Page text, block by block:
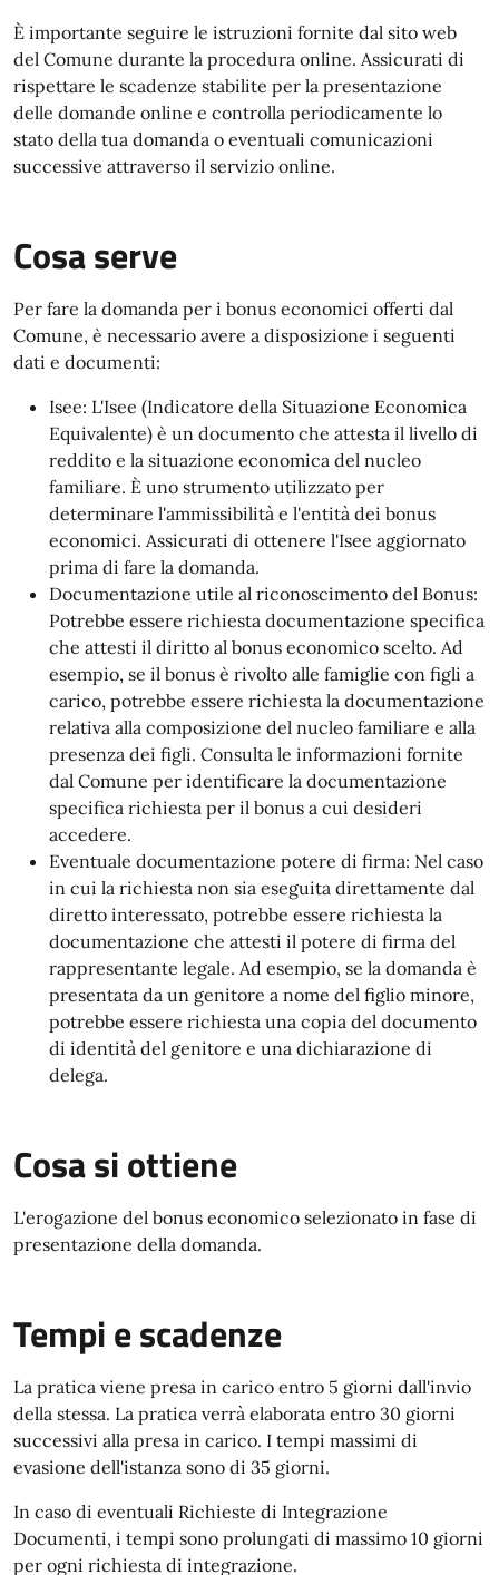
È importante seguire le istruzioni fornite dal sito web
del Comune durante la procedura online. Assicurati di
rispettare le scadenze stabilite per la presentazione
delle domande online e controlla periodicamente lo
stato della tua domanda o eventuali comunicazioni
successive attraverso il servizio online.
Cosa serve
Per fare la domanda per i bonus economici offerti dal
Comune, è necessario avere a disposizione i seguenti
dati e documenti:
Isee: L'Isee (Indicatore della Situazione Economica
Equivalente) è un documento che attesta il livello di
reddito e la situazione economica del nucleo
familiare. È uno strumento utilizzato per
determinare l'ammissibilità e l'entità dei bonus
economici. Assicurati di ottenere l'Isee aggiornato
prima di fare la domanda.
Documentazione utile al riconoscimento del Bonus:
Potrebbe essere richiesta documentazione specifica
che attesti il diritto al bonus economico scelto. Ad
esempio, se il bonus è rivolto alle famiglie con figli a
carico, potrebbe essere richiesta la documentazione
relativa alla composizione del nucleo familiare e alla
presenza dei figli. Consulta le informazioni fornite
dal Comune per identificare la documentazione
specifica richiesta per il bonus a cui desideri
accedere.
Eventuale documentazione potere di firma: Nel caso
in cui la richiesta non sia eseguita direttamente dal
diretto interessato, potrebbe essere richiesta la
documentazione che attesti il potere di firma del
rappresentante legale. Ad esempio, se la domanda è
presentata da un genitore a nome del figlio minore,
potrebbe essere richiesta una copia del documento
di identità del genitore e una dichiarazione di
delega.
Cosa si ottiene
L'erogazione del bonus economico selezionato in fase di
presentazione della domanda.
Tempi e scadenze
La pratica viene presa in carico entro 5 giorni dall'invio
della stessa. La pratica verrà elaborata entro 30 giorni
successivi alla presa in carico. I tempi massimi di
evasione dell'istanza sono di 35 giorni.
In caso di eventuali Richieste di Integrazione
Documenti, i tempi sono prolungati di massimo 10 giorni
per ogni richiesta di integrazione.